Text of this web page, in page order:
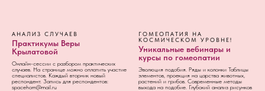
АНАЛИЗ СЛУЧАЕВ
Практикумы Веры
Крылатовой
Онлайн-сессии с разбором практических
случаев. На странице можно оплатить участие
специалистов. Каждый вторник новый
респондент. Запись для респондентов:
spacehom@mail.ru
ГОМЕОПАТИЯ НА
КОСМИЧЕСКОМ УРОВНЕ!
Уникальные вебинары и
курсы по гомеопатии
Эволюция подобия. Ряды и колонки Таблицы
элементов, проекция на царства животных,
растений и грибов. Современные методы
выхода на подобие. Глубокий анализ рисунков